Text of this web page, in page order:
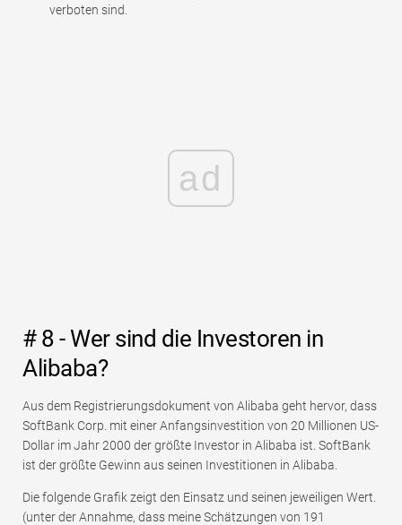
verboten sind.
ad
# 8 - Wer sind die Investoren in
Alibaba?
Aus dem Registrierungsdokument von Alibaba geht hervor, dass
SoftBank Corp. mit einer Anfangsinvestition von 20 Millionen US-
Dollar im Jahr 2000 der größte Investor in Alibaba ist. SoftBank
ist der größte Gewinn aus seinen Investitionen in Alibaba.
Die folgende Grafik zeigt den Einsatz und seinen jeweiligen Wert.
(unter der Annahme, dass meine Schätzungen von 191